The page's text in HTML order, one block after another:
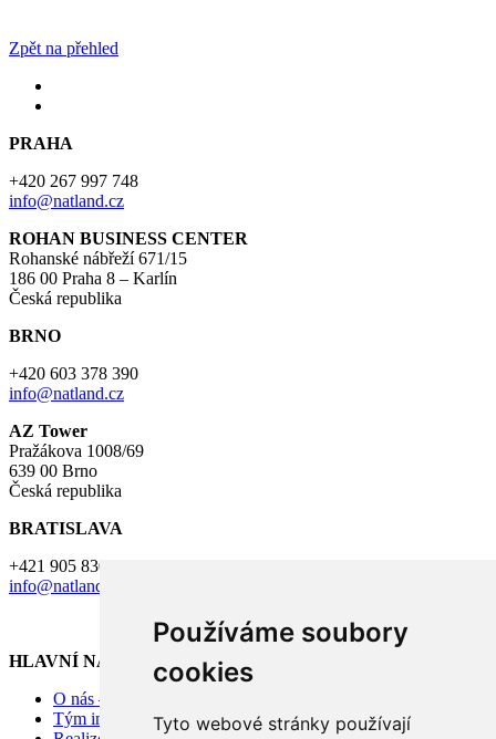
Používáme soubory
cookies
Tyto webové stránky používají
Zpět na přehled
PRAHA
+420 267 997 748
info@natland.cz
ROHAN BUSINESS CENTER
Rohanské nábřeží 671/15
186 00 Praha 8 – Karlín
Česká republika
BRNO
+420 603 378 390
info@natland.cz
AZ Tower
Pražákova 1008/69
639 00 Brno
Česká republika
BRATISLAVA
+421 905 830 659
info@natland.cz
HLAVNÍ NABÍDKA
O nás – Investiční skupina Natland
Tým investiční skupiny Natland